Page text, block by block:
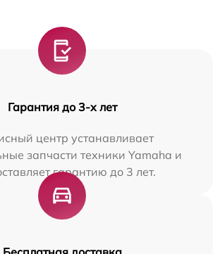
Гарантия до 3-х лет
центр устанавливает
запчасти техники Yamaha и
гарантию до 3 лет.